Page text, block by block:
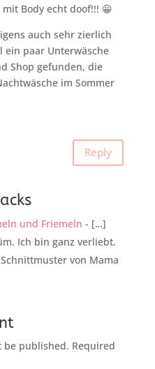
Body echt doof!!! 😀
auch sehr zierlich
ein paar Unterwäsche
Shop gefunden, die
im Sommer
Reply
und Friemeln - […]
Ich bin ganz verliebt.
von Mama
be published. Required